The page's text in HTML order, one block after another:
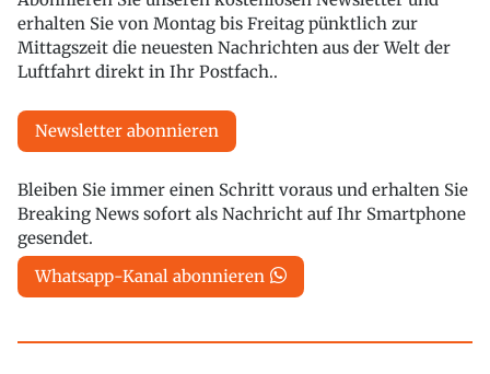
erhalten Sie von Montag bis Freitag pünktlich zur
Mittagszeit die neuesten Nachrichten aus der Welt der
Luftfahrt direkt in Ihr Postfach..
Newsletter abonnieren
Bleiben Sie immer einen Schritt voraus und erhalten Sie
Breaking News sofort als Nachricht auf Ihr Smartphone
gesendet.
Whatsapp-Kanal abonnieren